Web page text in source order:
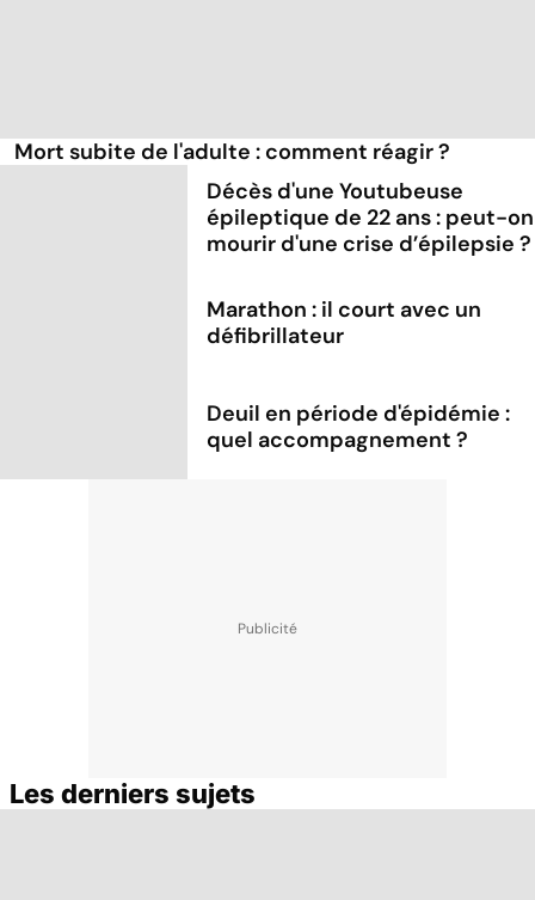
Mort subite de l'adulte : comment réagir ?
Décès d'une Youtubeuse
épileptique de 22 ans : peut-on
mourir d'une crise d’épilepsie ?
Marathon : il court avec un
défibrillateur
Deuil en période d'épidémie :
quel accompagnement ?
Les derniers sujets